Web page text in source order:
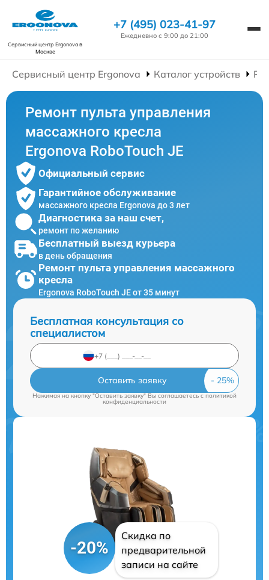
Сервисный центр Ergonovaв
Москве
+7 (495) 023-41-97
Ежедневно с 9:00 до 21:00
Сервисный центр Ergonova Каталог устройств
Ремонт пульта управления
массажного кресла
Ergonova RoboTouch JE
Официальный сервис
Гарантийное обслуживание
массажного кресла Ergonova до 3 лет
Диагностика за наш счет,
ремонт по желанию
Бесплатный выезд курьера
в день обращения
Ремонт пульта управления массажного
кресла
Ergonova RoboTouch JE от 35 минут
Бесплатная консультация со
специалистом
Оставить заявку
Нажимая на кнопку "Оставить заявку" Вы соглашаетесь cполитикой
конфиденциальности
-20%
Скидка по
предварительной
записи на сайте